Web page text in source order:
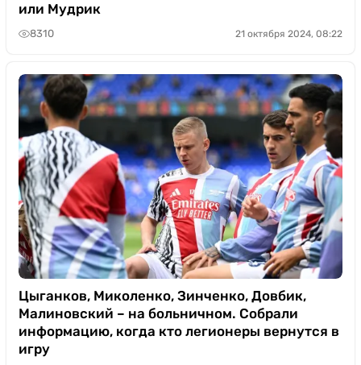
или Мудрик
8310 21 октября 2024, 08:22
Цыганков, Миколенко, Зинченко, Довбик,
Малиновский – на больничном. Собрали
информацию, когда кто легионеры вернутся в
игру